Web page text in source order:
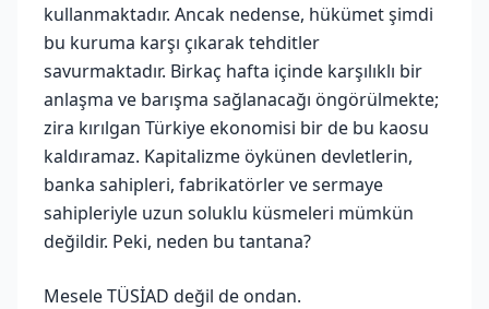
kullanmaktadır. Ancak nedense, hükümet şimdi
bu kuruma karşı çıkarak tehditler
savurmaktadır. Birkaç hafta içinde karşılıklı bir
anlaşma ve barışma sağlanacağı öngörülmekte;
zira kırılgan Türkiye ekonomisi bir de bu kaosu
kaldıramaz. Kapitalizme öykünen devletlerin,
banka sahipleri, fabrikatörler ve sermaye
sahipleriyle uzun soluklu küsmeleri mümkün
değildir. Peki, neden bu tantana?
Mesele TÜSİAD değil de ondan.